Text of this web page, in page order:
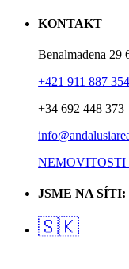
KONTAKT
Benalmadena 29
+421 911 887 354
+34 692 448 373
NEMOVITOSTI
JSME NA SÍTI:
🇸🇰